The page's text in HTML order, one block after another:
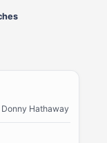
Donny Hathaway